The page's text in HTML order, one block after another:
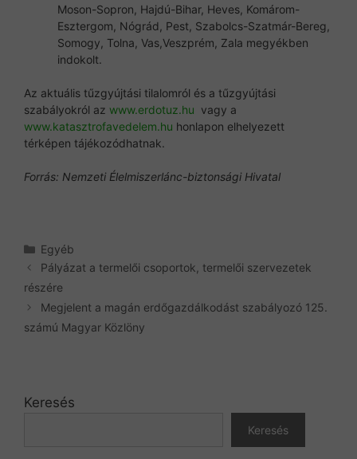
Moson-Sopron, Hajdú-Bihar, Heves, Komárom-
Esztergom, Nógrád, Pest, Szabolcs-Szatmár-Bereg,
Somogy, Tolna, Vas,Veszprém, Zala megyékben
indokolt.
Az aktuális tűzgyújtási tilalomról és a tűzgyújtási
szabályokról az www.erdotuz.hu vagy a
www.katasztrofavedelem.hu honlapon elhelyezett
térképen tájékozódhatnak.
Forrás: Nemzeti Élelmiszerlánc-biztonsági Hivatal
Kategória
Egyéb
Pályázat a termelői csoportok, termelői szervezetek
részére
Megjelent a magán erdőgazdálkodást szabályozó 125.
számú Magyar Közlöny
Keresés
Keresés